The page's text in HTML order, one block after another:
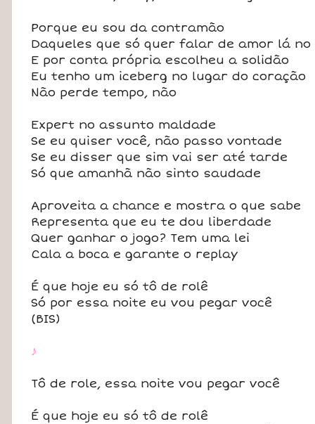
Porque eu sou da contramão
Daqueles que só quer falar de amor lá no
E por conta própria escolheu a solidão
Eu tenho um iceberg no lugar do coração
Não perde tempo, não
Expert no assunto maldade
Se eu quiser você, não passo vontade
Se eu disser que sim vai ser até tarde
Só que amanhã não sinto saudade
Aproveita a chance e mostra o que sabe
Representa que eu te dou liberdade
Quer ganhar o jogo? Tem uma lei
Cala a boca e garante o replay
É que hoje eu só tô de rolê
Só por essa noite eu vou pegar você
(BIS)
♪
Tô de role, essa noite vou pegar você
É que hoje eu só tô de rolê